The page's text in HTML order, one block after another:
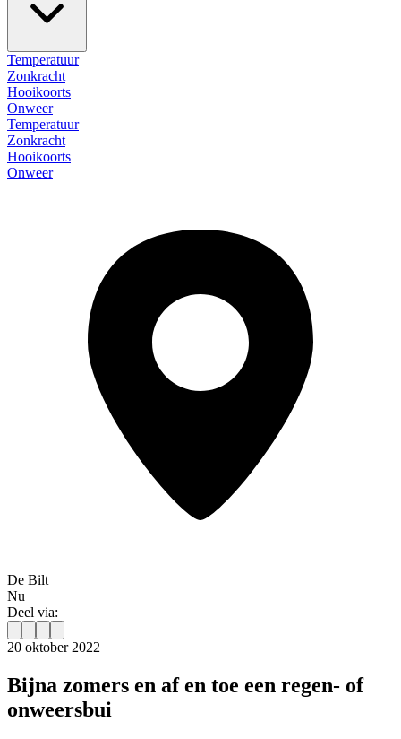
Temperatuur
Zonkracht
Hooikoorts
Onweer
Temperatuur
Zonkracht
Hooikoorts
Onweer
De Bilt
Nu
Deel via:
20 oktober 2022
Bijna zomers en af en toe een regen- of
onweersbui